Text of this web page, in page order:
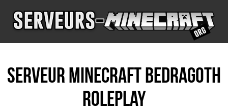
Serveur Minecraft Bedragoth
Roleplay